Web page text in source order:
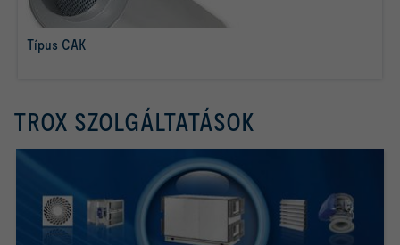
Típus CAK
TROX SZOLGÁLTATÁSOK